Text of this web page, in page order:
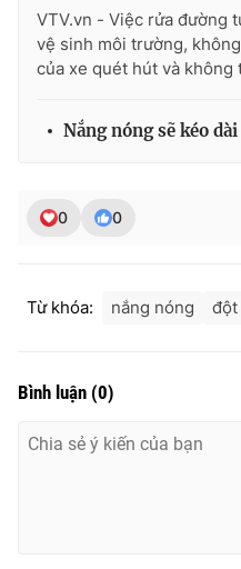
Ðiện thoại Thời báo VTV:
Email:toasoan@vtv.vn
Liên hệ quảng cáo: 024-
® Cấm sao chép dưới mọi
thuận bằng văn bản. Ghi rõ
thông tin từ website này.
VTV.vn - Việc rửa đường
vệ sinh môi trường,
của xe quét hút và
Nắng nóng sẽ kéo
0 0
Từ khóa: nắng nóng đột
Bình luận (0)